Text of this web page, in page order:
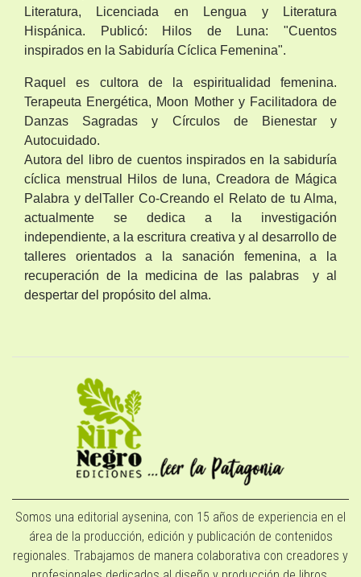
Literatura, Licenciada en Lengua y Literatura
Hispánica. Publicó: Hilos de Luna: "Cuentos
inspirados en la Sabiduría Cíclica Femenina".
Raquel es cultora de la espiritualidad femenina.
Terapeuta Energética, Moon Mother y Facilitadora de
Danzas Sagradas y Círculos de Bienestar y
Autocuidado.
Autora del libro de cuentos inspirados en la sabiduría
cíclica menstrual Hilos de luna, Creadora de Mágica
Palabra y delTaller Co-Creando el Relato de tu Alma,
actualmente se dedica a la investigación
independiente, a la escritura creativa y al desarrollo de
talleres orientados a la sanación femenina, a la
recuperación de la medicina de las palabras y al
despertar del propósito del alma.
Somos una editorial aysenina, con 15 años de experiencia en el
área de la producción, edición y publicación de contenidos
regionales. Trabajamos de manera colaborativa con creadores y